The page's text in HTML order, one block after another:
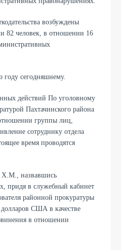
возбуждены
82 человек, в отношении 16
году сегодняшнему.
действий По уголовному
Пахтачинского района
группы лиц,
сотруднику отдела
время проводятся
Х.М., назвавшись
придя в служебный кабинет
районной прокуратуры
США в качестве
в отношении